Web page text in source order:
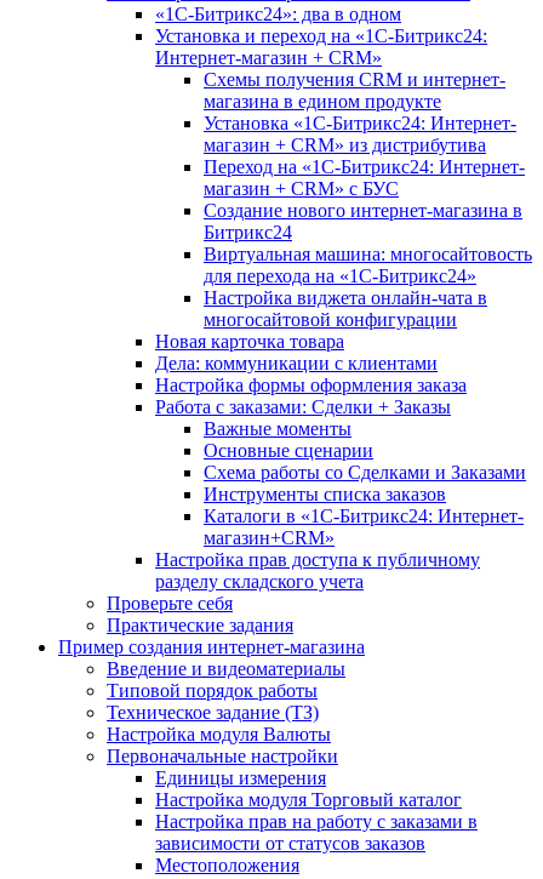
«1С-Битрикс24»: два в одном
Установка и переход на «1С-Битрикс24:
Интернет-магазин + CRM»
Схемы получения CRM и интернет-
магазина в едином продукте
Установка «1С-Битрикс24: Интернет-
магазин + CRM» из дистрибутива
Переход на «1С-Битрикс24: Интернет-
магазин + CRM» с БУС
Создание нового интернет-магазина в
Битрикс24
Виртуальная машина: многосайтовость
для перехода на «1С-Битрикс24»
Настройка виджета онлайн-чата в
многосайтовой конфигурации
Новая карточка товара
Дела: коммуникации с клиентами
Настройка формы оформления заказа
Работа с заказами: Сделки + Заказы
Важные моменты
Основные сценарии
Схема работы со Сделками и Заказами
Инструменты списка заказов
Каталоги в «1С-Битрикс24: Интернет-
магазин+CRM»
Настройка прав доступа к публичному
разделу складского учета
Проверьте себя
Практические задания
Пример создания интернет-магазина
Введение и видеоматериалы
Типовой порядок работы
Техническое задание (ТЗ)
Настройка модуля Валюты
Первоначальные настройки
Единицы измерения
Настройка модуля Торговый каталог
Настройка прав на работу с заказами в
зависимости от статусов заказов
Местоположения